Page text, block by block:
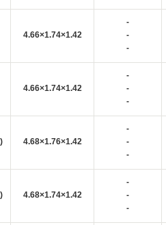
4.66×1.74×1.42
-
-
-
4.66×1.74×1.42
-
-
-
4.68×1.76×1.42
-
-
-
4.68×1.74×1.42
-
-
-